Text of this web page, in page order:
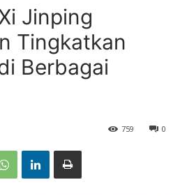
Jinping
Tingkatkan
Berbagai
0
759